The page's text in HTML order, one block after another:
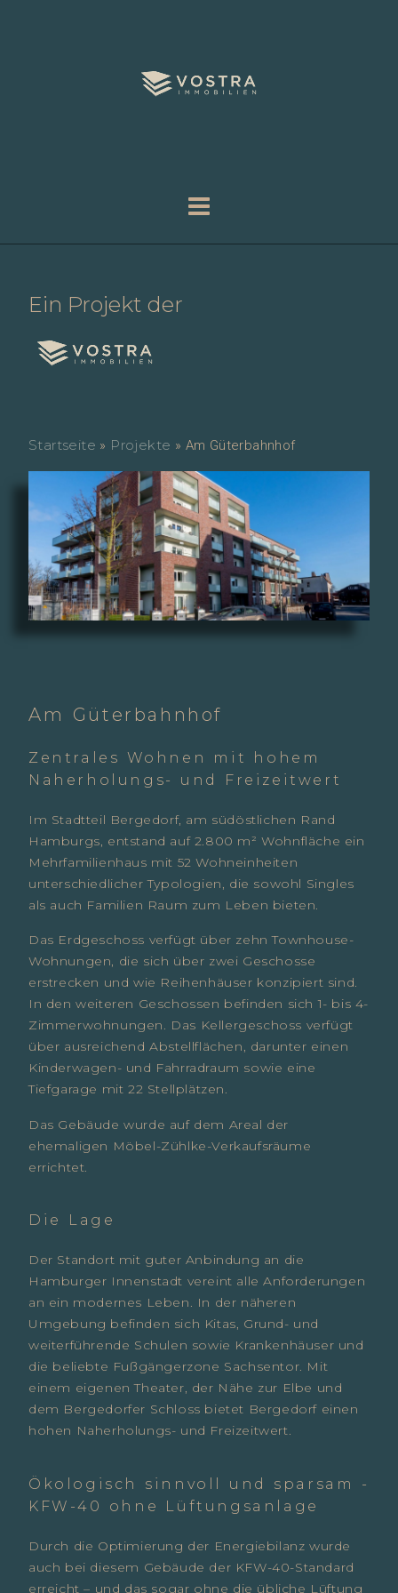
Ein Projekt der
Startseite » Projekte » Am Güterbahnhof
Am Güterbahnhof
Zentrales Wohnen mit hohem
Naherholungs- und Freizeitwert
Im Stadtteil Bergedorf, am südöstlichen Rand
Hamburgs, entstand auf 2.800 m² Wohnfläche ein
Mehrfamilienhaus mit 52 Wohneinheiten
unterschiedlicher Typologien, die sowohl Singles
als auch Familien Raum zum Leben bieten.
Das Erdgeschoss verfügt über zehn Townhouse-
Wohnungen, die sich über zwei Geschosse
erstrecken und wie Reihenhäuser konzipiert sind.
In den weiteren Geschossen befinden sich 1- bis 4-
Zimmerwohnungen. Das Kellergeschoss verfügt
über ausreichend Abstellflächen, darunter einen
Kinderwagen- und Fahrradraum sowie eine
Tiefgarage mit 22 Stellplätzen.
Das Gebäude wurde auf dem Areal der
ehemaligen Möbel-Zühlke-Verkaufsräume
errichtet.
Die Lage
Der Standort mit guter Anbindung an die
Hamburger Innenstadt vereint alle Anforderungen
an ein modernes Leben. In der näheren
Umgebung befinden sich Kitas, Grund- und
weiterführende Schulen sowie Krankenhäuser und
die beliebte Fußgängerzone Sachsentor. Mit
einem eigenen Theater, der Nähe zur Elbe und
dem Bergedorfer Schloss bietet Bergedorf einen
hohen Naherholungs- und Freizeitwert.
Ökologisch sinnvoll und sparsam -
KFW-40 ohne Lüftungsanlage
Durch die Optimierung der Energiebilanz wurde
auch bei diesem Gebäude der KFW-40-Standard
erreicht – und das sogar ohne die übliche Lüftung